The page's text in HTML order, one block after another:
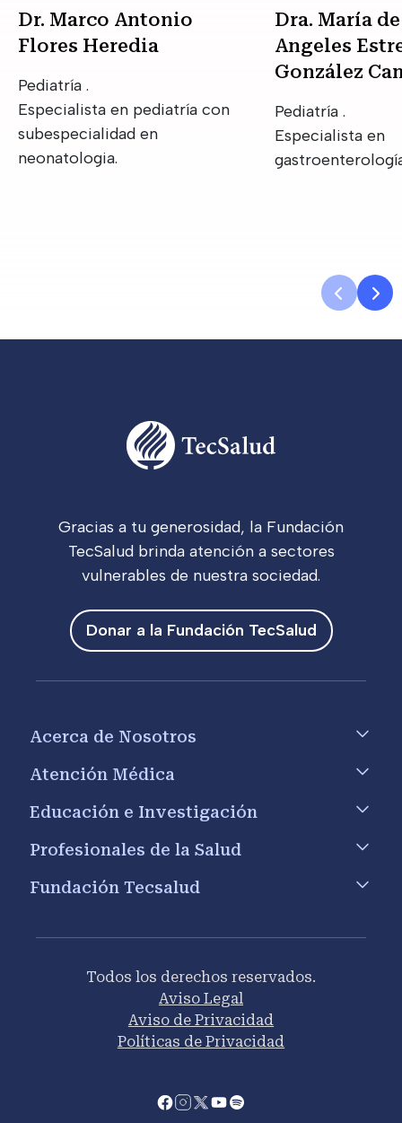
Dr. Marco Antonio
Flores Heredia
Pediatría .
Especialista en pediatría con
subespecialidad en
neonatologia.
Dra. María
Angeles
González
Pediatría .
Especialista en
Gracias a tu generosidad, la Fundación
TecSalud brinda atención a sectores
vulnerables de nuestra sociedad.
Donar a la Fundación TecSalud
Acerca de Nosotros
Atención Médica
Educación e Investigación
Profesionales de la Salud
Fundación Tecsalud
Todos los derechos reservados.
Aviso Legal
Aviso de Privacidad
Políticas de Privacidad